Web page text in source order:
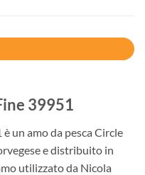
39951
un amo da pesca Circle
e distribuito in
utilizzato da Nicola